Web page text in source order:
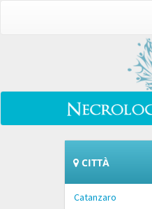
CITTÀ
Catanzaro